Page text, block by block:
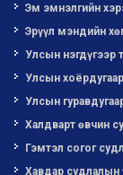
Эм эмнэлгийн
Эрүүл мэндийн
Улсын нэгдүгээр
Улсын
Улсын
Халдварт өвчин
Гэмтэл согог
Хавдар судлалын